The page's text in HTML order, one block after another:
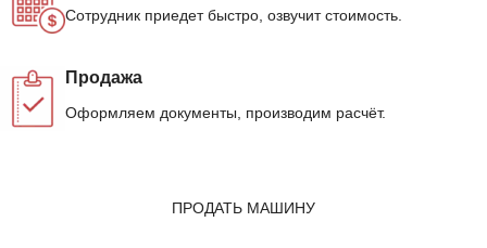
Сотрудник приедет быстро, озвучит стоимость.
Продажа
Оформляем документы, производим расчёт.
ПРОДАТЬ МАШИНУ